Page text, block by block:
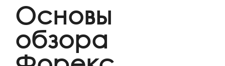
Основы
обзора